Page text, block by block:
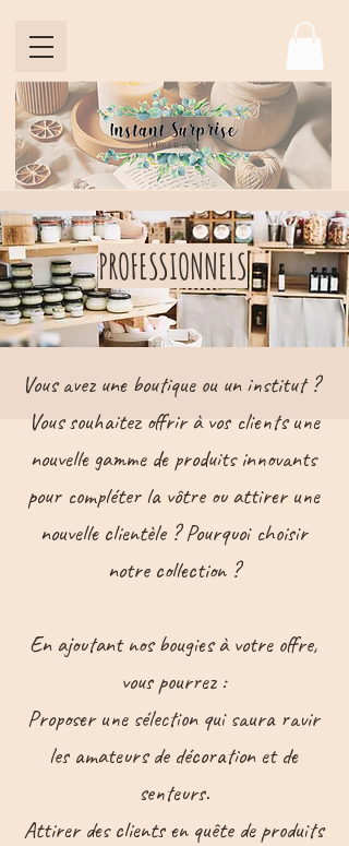
PROFESSIONNELS
Vous avez une boutique ou un institut ? ​
Vous souhaitez offrir à vos clients une
nouvelle gamme de produits innovants
pour compléter la vôtre ou attirer une
nouvelle clientèle ? ​​​Pourquoi choisir
notre collection ?
En ajoutant nos bougies à votre offre,
vous pourrez :​​​
Proposer une sélection qui saura ravir
les amateurs de décoration et de
senteurs.
Attirer des clients en quête de produits